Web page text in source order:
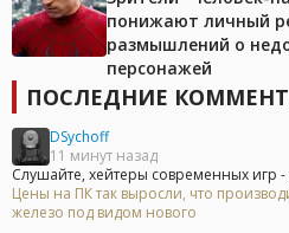
понижают личный
размышлений о
персонажей
ПОСЛЕДНИЕ
DSychoff
11 минут назад
Слушайте, хейтеры современных игр
Цены на ПК так выросли, что
железо под видом нового